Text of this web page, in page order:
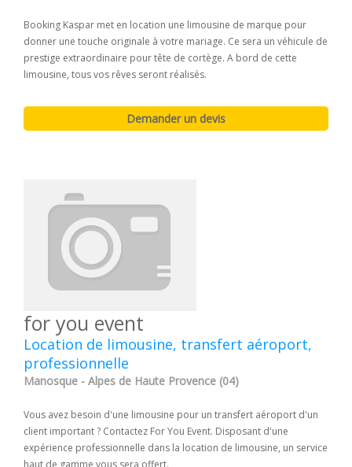
Booking Kaspar met en location une limousine de marque pour
donner une touche originale à votre mariage. Ce sera un véhicule de
prestige extraordinaire pour tête de cortège. A bord de cette
limousine, tous vos rêves seront réalisés.
for you event
Location de limousine, transfert aéroport,
professionnelle
Manosque - Alpes de Haute Provence (04)
Vous avez besoin d'une limousine pour un transfert aéroport d'un
client important ? Contactez For You Event. Disposant d'une
expérience professionnelle dans la location de limousine, un service